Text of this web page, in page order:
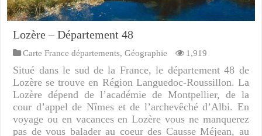
Lozère – Département 48
Carte France départements,Géographie 1,919
Situé dans le sud de la France, le département 48 de
Lozère se trouve en Région Languedoc-Roussillon. La
Lozère dépend de l’académie de Montpellier, de la
cour d’appel de Nîmes et de l’archevêché d’Albi. En
voyage ou en vacances en Lozère vous ne manquerez
pas de vous balader au coeur des Causse Méjean, au